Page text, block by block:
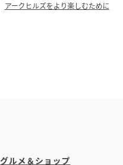
アークヒルズをより楽しむために
グルメ＆ショップ